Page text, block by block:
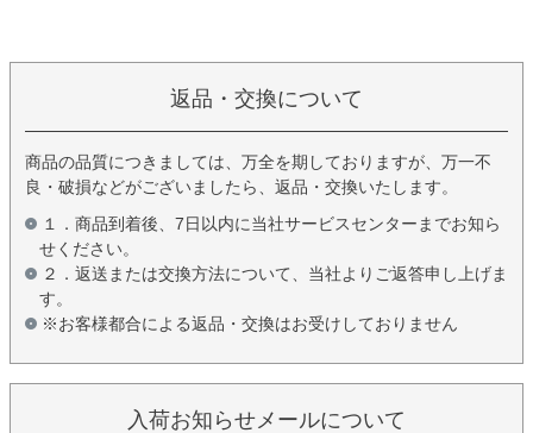
返品・交換について
商品の品質につきましては、万全を期しておりますが、万一不
良・破損などがございましたら、返品・交換いたします。
１．商品到着後、7日以内に当社サービスセンターまでお知ら
せください。
２．返送または交換方法について、当社よりご返答申し上げま
す。
※お客様都合による返品・交換はお受けしておりません
入荷お知らせメールについて